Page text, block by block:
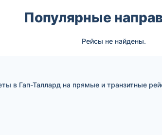
Популярные
Рейсы не найдены.
в Гап-Таллард на прямые и транзитные